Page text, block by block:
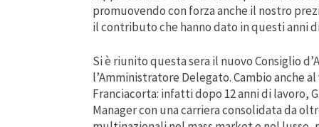
promuovendo con forza anche il nostro
il contributo che hanno dato in questi anni
Si è riunito questa sera il nuovo Consiglio
l’Amministratore Delegato. Cambio anche
Franciacorta: infatti dopo 12 anni di lavoro,
Manager con una carriera consolidata da